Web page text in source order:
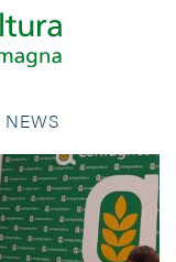
NEWS